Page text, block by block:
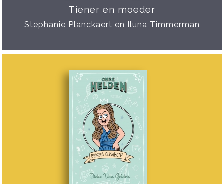
Tiener en moeder
Stephanie Planckaert en Iluna Timmerman